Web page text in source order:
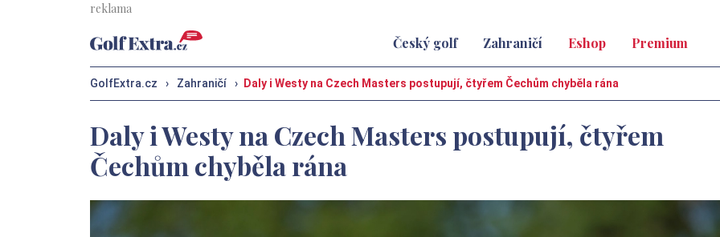
Český golf Zahraničí Eshop Premium
GolfExtra.cz › Zahraničí › Daly i Westy na Czech Masters postupují, čtyřem Čechům chyběla rána
Daly i Westy na Czech Masters postupují, čtyřem
Čechům chyběla rána